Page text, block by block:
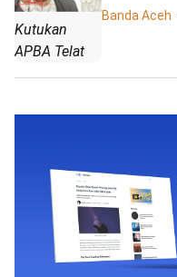
Kutukan
APBA Telat
Banda Aceh